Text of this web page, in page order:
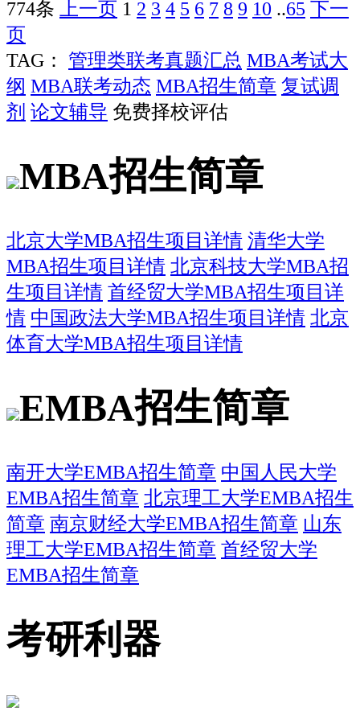
774条 上一页 1 2 3 4 5 6 7 8 9 10 ..65 下一
页
TAG： 管理类联考真题汇总 MBA考试大
纲 MBA联考动态 MBA招生简章 复试调
剂 论文辅导 免费择校评估
MBA招生简章
北京大学MBA招生项目详情 清华大学
MBA招生项目详情 北京科技大学MBA招
生项目详情 首经贸大学MBA招生项目详
情 中国政法大学MBA招生项目详情 北京
体育大学MBA招生项目详情
EMBA招生简章
南开大学EMBA招生简章 中国人民大学
EMBA招生简章 北京理工大学EMBA招生
简章 南京财经大学EMBA招生简章 山东
理工大学EMBA招生简章 首经贸大学
EMBA招生简章
考研利器